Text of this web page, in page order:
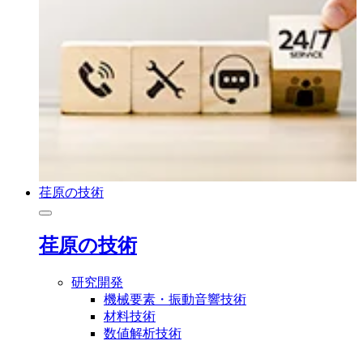
荏原の技術
荏原の技術
研究開発
機械要素・振動音響技術
材料技術
数値解析技術